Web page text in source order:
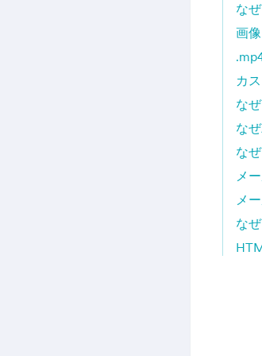
な
画
カ
な
な
な
メ
メ
な